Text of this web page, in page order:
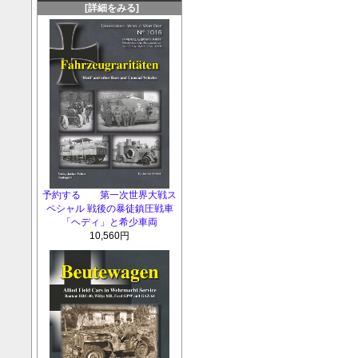
[詳細をみる]
予約する 第一次世界大戦ス
ペシャル 戦後の暴徒鎮圧戦車
「ヘディ」と希少車両
10,560円